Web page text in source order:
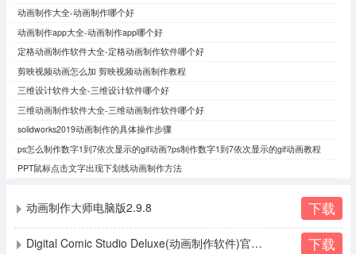
动画制作大全-动画制作哪个好
动画制作app大全-动画制作app哪个好
定格动画制作软件大全-定格动画制作软件哪个好
剪映视频动画怎么加 剪映视频动画制作教程
三维设计软件大全-三维设计软件哪个好
三维动画制作软件大全-三维动画制作软件哪个好
solidworks2019动画制作的具体操作步骤
ps怎么制作数字1到7依次显示的gif动画?ps制作数字1到7依次显示的gif动画教程
PPT鼠标点击文字出现下划线动画制作方法
动画制作大师电脑版2.9.8 下载
Digital Comic Studio Deluxe(动画制作软件)官方版 v1.0.5.0 下载